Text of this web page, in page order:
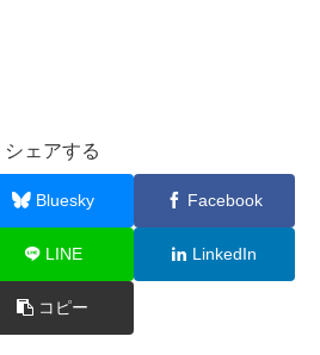
シェアする
Bluesky Facebook
LINE LinkedIn
コピー